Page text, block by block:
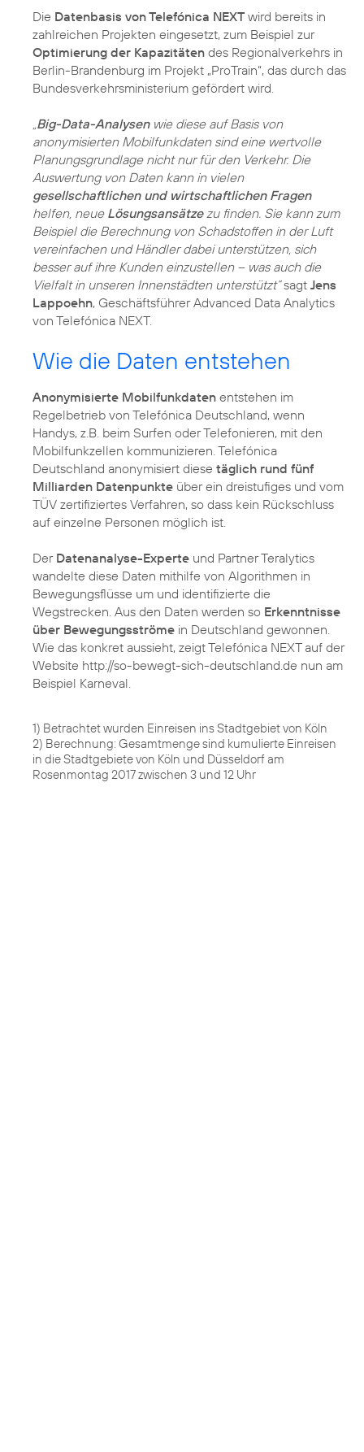
Die Datenbasis von Telefónica NEXT wird bereits in
zahlreichen Projekten eingesetzt, zum Beispiel zur
Optimierung der Kapazitäten des Regionalverkehrs in
Berlin-Brandenburg im Projekt „ProTrain“, das durch das
Bundesverkehrsministerium gefördert wird.
„Big-Data-Analysenwie diese auf Basis von
anonymisierten Mobilfunkdaten sind eine wertvolle
Planungsgrundlage nicht nur für den Verkehr. Die
Auswertung von Daten kann in vielen
gesellschaftlichen und wirtschaftlichen Fragen
helfen, neue Lösungsansätzezu finden. Sie kann zum
Beispiel die Berechnung von Schadstoffen in der Luft
vereinfachen und Händler dabei unterstützen, sich
besser auf ihre Kunden einzustellen – was auch die
Vielfalt in unseren Innenstädten unterstützt“sagt Jens
Lappoehn, Geschäftsführer Advanced Data Analytics
von Telefónica NEXT.
Wie die Daten entstehen
Anonymisierte Mobilfunkdaten entstehen im
Regelbetrieb von Telefónica Deutschland, wenn
Handys, z.B. beim Surfen oder Telefonieren, mit den
Mobilfunkzellen kommunizieren. Telefónica
Deutschland anonymisiert diese täglich rund fünf
Milliarden Datenpunkte über ein dreistufiges und vom
TÜV zertifiziertes Verfahren, so dass kein Rückschluss
auf einzelne Personen möglich ist.
Der Datenanalyse-Experte und Partner Teralytics
wandelte diese Daten mithilfe von Algorithmen in
Bewegungsflüsse um und identifizierte die
Wegstrecken. Aus den Daten werden so Erkenntnisse
über Bewegungsströme in Deutschland gewonnen.
Wie das konkret aussieht, zeigt Telefónica NEXT auf der
Website http://so-bewegt-sich-deutschland.de nun am
Beispiel Karneval.
1) Betrachtet wurden Einreisen ins Stadtgebiet von Köln
2) Berechnung: Gesamtmenge sind kumulierte Einreisen
in die Stadtgebiete von Köln und Düsseldorf am
Rosenmontag 2017 zwischen 3 und 12 Uhr